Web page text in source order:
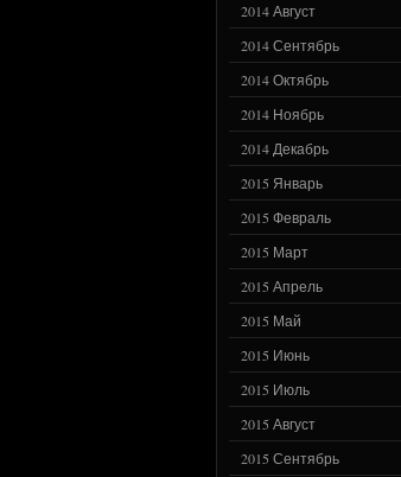
2014 Август
2014 Сентябрь
2014 Октябрь
2014 Ноябрь
2014 Декабрь
2015 Январь
2015 Февраль
2015 Март
2015 Апрель
2015 Май
2015 Июнь
2015 Июль
2015 Август
2015 Сентябрь